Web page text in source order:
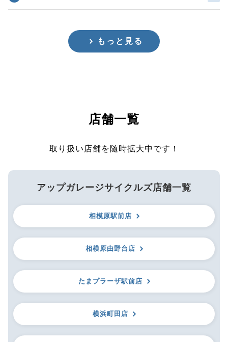
もっと見る
店舗一覧
取り扱い店舗を随時拡大中です！
アップガレージサイクルズ店舗一覧
相模原駅前店
相模原由野台店
たまプラーザ駅前店
横浜町田店